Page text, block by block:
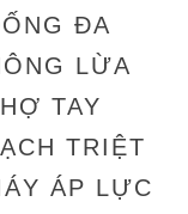
ĐA
LỪA
TAY
TRIỆT
ÁP LỰC